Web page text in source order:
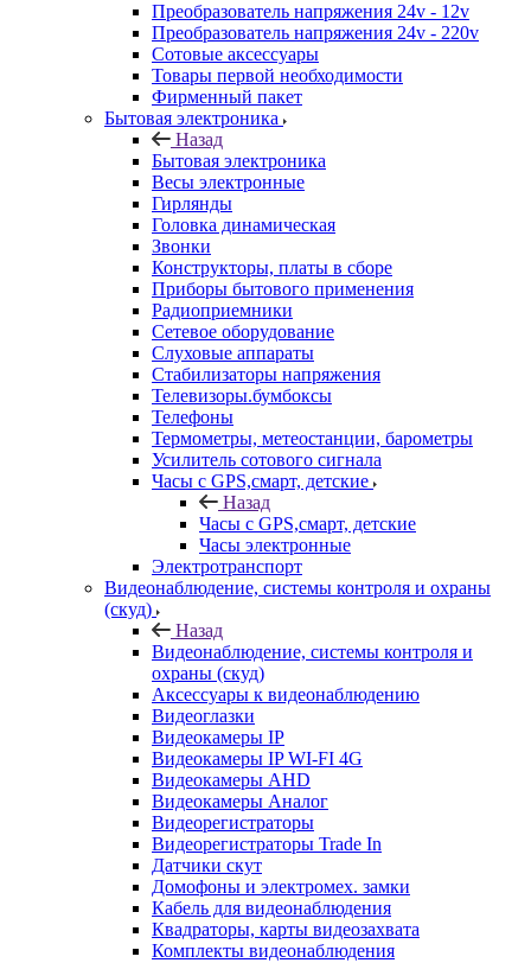
Преобразователь напряжения 24v - 12v
Преобразователь напряжения 24v - 220v
Сотовые аксессуары
Товары первой необходимости
Фирменный пакет
Бытовая электроника
Назад
Бытовая электроника
Весы электронные
Гирлянды
Головка динамическая
Звонки
Конструкторы, платы в сборе
Приборы бытового применения
Радиоприемники
Сетевое оборудование
Слуховые аппараты
Стабилизаторы напряжения
Телевизоры.бумбоксы
Телефоны
Термометры, метеостанции, барометры
Усилитель сотового сигнала
Часы с GPS,смарт, детские
Назад
Часы с GPS,смарт, детские
Часы электронные
Электротранспорт
Видеонаблюдение, системы контроля и охраны
(скуд)
Назад
Видеонаблюдение, системы контроля и
охраны (скуд)
Аксессуары к видеонаблюдению
Видеоглазки
Видеокамеры IP
Видеокамеры IP WI-FI 4G
Видеокамеры AHD
Видеокамеры Аналог
Видеорегистраторы
Видеорегистраторы Trade In
Датчики скут
Домофоны и электромех. замки
Кабель для видеонаблюдения
Квадраторы, карты видеозахвата
Комплекты видеонаблюдения